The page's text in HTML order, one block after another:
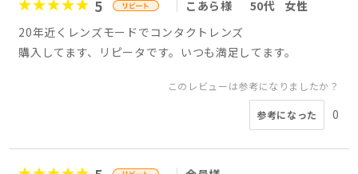
5 こあら様 50代
女性
20年近くレンズモードでコンタクトレンズ
購入してます、リピータです。いつも満足してます。
このレビューは参考になりましたか？
参考になった 0